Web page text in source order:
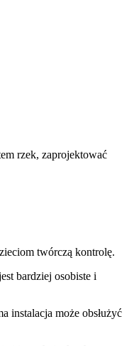
rzek, zaprojektować
twórczą kontrolę.
bardziej osobiste i
instalacja może obsłużyć